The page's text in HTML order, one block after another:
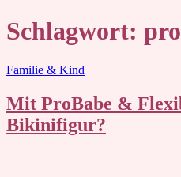
Schlagwort:
Blog
Familie & Kind
Mit ProBabe &
Bikinifigur?